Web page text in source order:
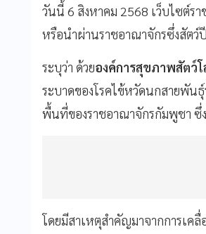
วันนี้ 6 สิงหาคม 2568 เว็บไซต์ร
หรือนำผ่านราชอาณาจักรซึ่งสัต
ระบุว่า ด้วยองค์การสุขภาพสัตว์โ
ระบาดของโรคไข้หวัดนกสายพัน
พื้นที่ของราชอาณาจักรกัมพูชา ซึ่ง
โดยมีสาเหตุสำคัญมาจากการเค